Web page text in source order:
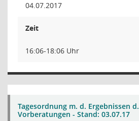
04.07.2017
Zeit
16:06-18:06 Uhr
Tagesordnung m. d. Ergebnissen d.
Vorberatungen - Stand: 03.07.17